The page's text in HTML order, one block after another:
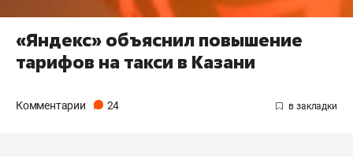
«Яндекс» объяснил повышение
тарифов на такси в Казани
Комментарии 24